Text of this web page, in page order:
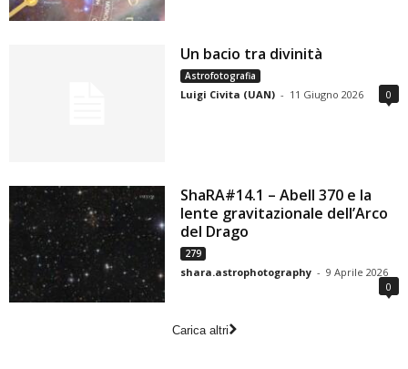
Un bacio tra divinità
Astrofotografia
Luigi Civita (UAN) - 11 Giugno 2026 0
ShaRA#14.1 – Abell 370 e la
lente gravitazionale dell’Arco
del Drago
279
shara.astrophotography - 9 Aprile 2026
0
Carica altri